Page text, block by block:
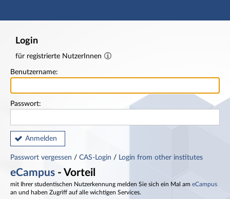
Hauptnavigation
Login
für registrierte NutzerInnen
Benutzername:
Passwort:
Anmelden
Passwort vergessen / CAS-Login / Login from other institutes
eCampus - Vorteil
mit Ihrer studentischen Nutzerkennung melden Sie sich ein Mal am eCampus
an und haben Zugriff auf alle wichtigen Services.